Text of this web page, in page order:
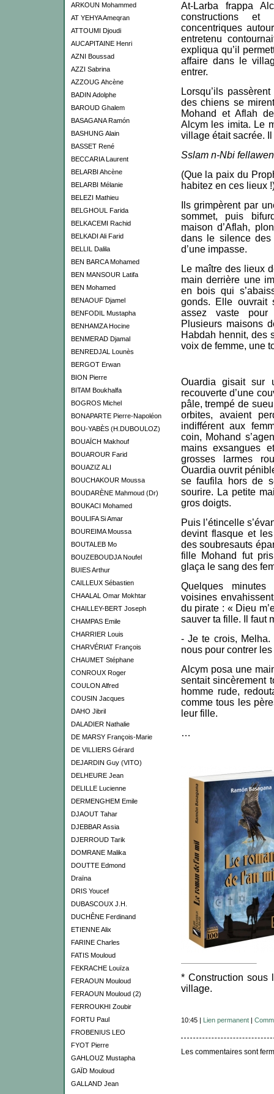
ARKOUN Mohammed
AT YEHYA Ameqran
ATTOUMI Djoudi
AUCAPITAINE Henri
AZNI Boussad
AZZI Sabrina
AZZOUG Ahcène
BADIN Adolphe
BAROUD Ghalem
BASAGANA Ramón
BASHUNG Alain
BASSET René
BECCARIA Laurent
BELARBI Ahcène
BELARBI Mélanie
BELEZI Mathieu
BELGHOUL Farida
BELKACEMI Rachid
BELKADI Ali Farid
BELLIL Dalila
BEN BARCA Mohamed
BEN MANSOUR Latifa
BEN Mohamed
BENAOUF Djamel
BENFODIL Mustapha
BENHAMZA Hocine
BENMERAD Djamal
BENREDJAL Lounès
BERGOT Erwan
BION Pierre
BITAM Boukhalfa
BOGROS Michel
BONAPARTE Pierre-Napoléon
BOU-YABÈS (H.DUBOULOZ)
BOUAÏCH Makhouf
BOUAROUR Farid
BOUAZIZ ALI
BOUCHAKOUR Moussa
BOUDARÈNE Mahmoud (Dr)
BOUKACI Mohamed
BOULIFA Si Amar
BOUREIMA Moussa
BOUTALEB Mo
BOUZEBOUDJA Noufel
BUIES Arthur
CAILLEUX Sébastien
CHAALAL Omar Mokhtar
CHAILLEY-BERT Joseph
CHAMPAS Emile
CHARRIER Louis
CHARVÉRIAT François
CHAUMET Stéphane
CONROUX Roger
COULON Alfred
COUSIN Jacques
DAHO Jibril
DALADIER Nathalie
DE MARSY François-Marie
DE VILLIERS Gérard
DEJARDIN Guy (VITO)
DELHEURE Jean
DELILLE Lucienne
DERMENGHEM Emile
DJAOUT Tahar
DJEBBAR Assia
DJERROUD Tarik
DOMRANE Malika
DOUTTE Edmond
Draïna
DRIS Youcef
DUBASCOUX J.H.
DUCHÊNE Ferdinand
ETIENNE Alix
FARINE Charles
FATIS Mouloud
FEKRACHE Louïza
FERAOUN Mouloud
FERAOUN Mouloud (2)
FERROUKHI Zoubir
FORTU Paul
FROBENIUS LEO
FYOT Pierre
GAHLOUZ Mustapha
GAÏD Mouloud
GALLAND Jean
At-Larba frappa
constructions
concentriques
entretenu
expliqua qu’il
affaire dans le
entrer.
Lorsqu’ils
des chiens se
Mohand et Aflah
Alcym les imita. Le
village était sacrée.
Sslam n-Nbi
(Que la paix du
habitez en ces lieux
Ils grimpèrent par
sommet, puis
maison d’Aflah,
dans le silence
d’une impasse.
Le maître des lieux
main derrière une
en bois qui
gonds. Elle ouvrait
assez vaste
Plusieurs maisons
Habdah hennit, des
voix de femme, une
Ouardia gisait sur
recouverte d’une
pâle, trempé de
orbites, avaient
indifférent aux
coin, Mohand
mains exsangues
grosses larmes
Ouardia ouvrit
se faufila hors de
sourire. La petite
gros doigts.
Puis l’étincelle
devint flasque et
des soubresauts
fille Mohand fut
glaça le sang des
Quelques
voisines
du pirate : « Dieu
sauver ta fille. Il faut
- Je te crois, Melha.
nous pour contrer
Alcym posa une
sentait sincèrement
homme rude,
comme tous les
leur fille.
…
* Construction sous
village.
10:45 | Lien permanent|
Les commentaires sont